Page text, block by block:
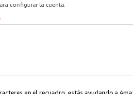
configurar la cuenta.